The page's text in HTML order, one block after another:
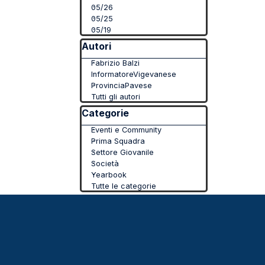
05/26
05/25
05/19
Salta blocco Autori
Autori
Fabrizio Balzi
InformatoreVigevanese
ProvinciaPavese
Tutti gli autori
Salta blocco Categorie
Categorie
Eventi e Community
Prima Squadra
Settore Giovanile
Società
Yearbook
Tutte le categorie